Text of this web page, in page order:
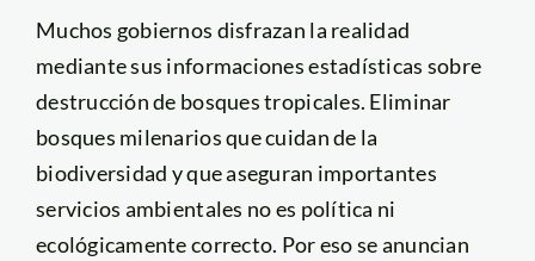
Muchos gobiernos disfrazan la realidad
mediante sus informaciones estadísticas sobre
destrucción de bosques tropicales. Eliminar
bosques milenarios que cuidan de la
biodiversidad y que aseguran importantes
servicios ambientales no es política ni
ecológicamente correcto. Por eso se anuncian